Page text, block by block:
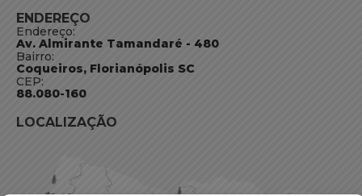
ENDEREÇO
Endereço:
Av. Almirante Tamandaré - 480
Bairro:
Coqueiros, Florianópolis SC
CEP:
88.080-160
LOCALIZAÇÃO